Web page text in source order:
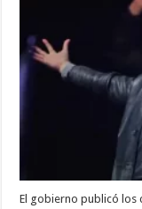
El gobierno publicó los